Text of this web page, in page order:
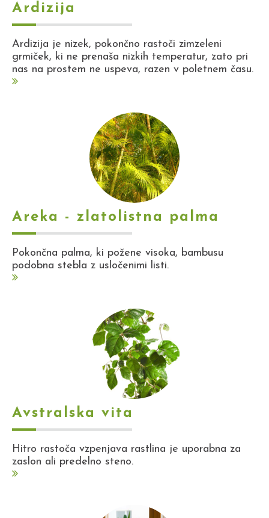
Ardizija
Ardizija je nizek, pokončno rastoči zimzeleni
grmiček, ki ne prenaša nizkih temperatur, zato pri
nas na prostem ne uspeva, razen v poletnem času.
Areka - zlatolistna palma
Pokončna palma, ki požene visoka, bambusu
podobna stebla z usločenimi listi.
Avstralska vita
Hitro rastoča vzpenjava rastlina je uporabna za
zaslon ali predelno steno.